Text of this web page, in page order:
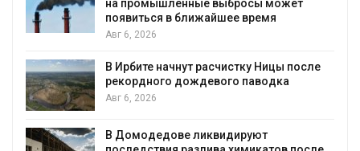
выбросы может
время
Ницы после
паводка
проверяют по статье
Авг 5, 2026
для охраны
Авг 5, 2026
климата»: